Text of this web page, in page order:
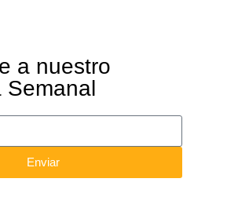
a nuestro
Semanal
Enviar